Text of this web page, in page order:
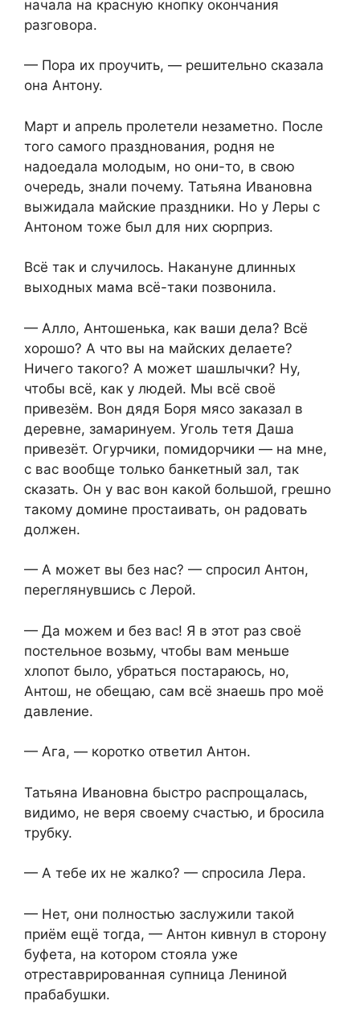
начала на красную кнопку окончания
разговора.
— Пора их проучить, — решительно сказала
она Антону.
Март и апрель пролетели незаметно. После
того самого празднования, родня не
надоедала молодым, но они-то, в свою
очередь, знали почему. Татьяна Ивановна
выжидала майские праздники. Но у Леры с
Антоном тоже был для них сюрприз.
Всё так и случилось. Накануне длинных
выходных мама всё-таки позвонила.
— Алло, Антошенька, как ваши дела? Всё
хорошо? А что вы на майских делаете?
Ничего такого? А может шашлычки? Ну,
чтобы всё, как у людей. Мы всё своё
привезём. Вон дядя Боря мясо заказал в
деревне, замаринуем. Уголь тетя Даша
привезёт. Огурчики, помидорчики — на мне,
с вас вообще только банкетный зал, так
сказать. Он у вас вон какой большой, грешно
такому домине простаивать, он радовать
должен.
— А может вы без нас? — спросил Антон,
переглянувшись с Лерой.
— Да можем и без вас! Я в этот раз своё
постельное возьму, чтобы вам меньше
хлопот было, убраться постараюсь, но,
Антош, не обещаю, сам всё знаешь про моё
давление.
— Ага, — коротко ответил Антон.
Татьяна Ивановна быстро распрощалась,
видимо, не веря своему счастью, и бросила
трубку.
— А тебе их не жалко? — спросила Лера.
— Нет, они полностью заслужили такой
приём ещё тогда, — Антон кивнул в сторону
буфета, на котором стояла уже
отреставрированная супница Лениной
прабабушки.